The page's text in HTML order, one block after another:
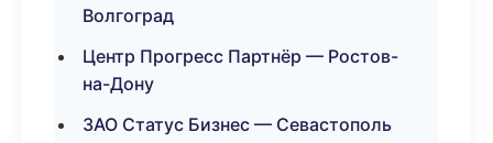
Волгоград
Центр Прогресс Партнёр — Ростов-
на-Дону
ЗАО Статус Бизнес — Севастополь